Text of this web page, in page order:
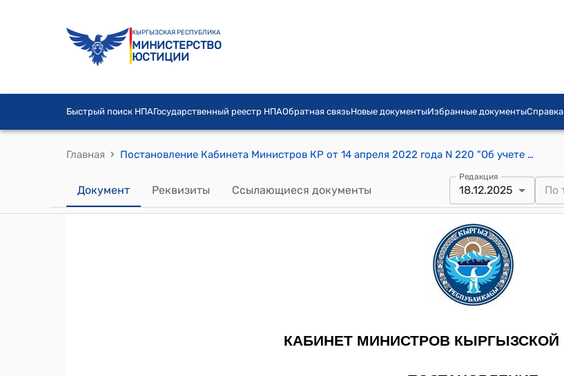
КЫРГЫЗСКАЯ РЕСПУБЛИКА
МИНИСТЕРСТВО
ЮСТИЦИИ
Быстрый поиск НПАГосударственный реестр НПАОбратная связьНовые документыИзбранные документыСправка
Главная › Постановление Кабинета Министров КР от 14 апреля 2022 года N 220 "Об учете и контроле товаров на территории Кыргызской Республики"
Документ Реквизиты Ссылающиеся документы
Редакция
18.12.2025